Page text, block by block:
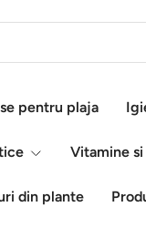
pentru plaja
Vitamine
din plante